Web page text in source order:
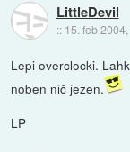
LittleDevil
:: 15. feb
Lepi overclocki.
noben nič jezen.
LP